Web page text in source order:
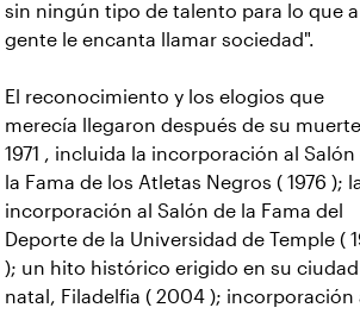
sin ningún tipo de talento para lo que a
gente le encanta llamar sociedad".
El reconocimiento y los elogios que
merecía llegaron después de su
1971 , incluida la incorporación al Salón
la Fama de los Atletas Negros ( 1976 );
incorporación al Salón de la Fama del
Deporte de la Universidad de Temple (
); un hito histórico erigido en su ciudad
natal, Filadelfia ( 2004 ); incorporación